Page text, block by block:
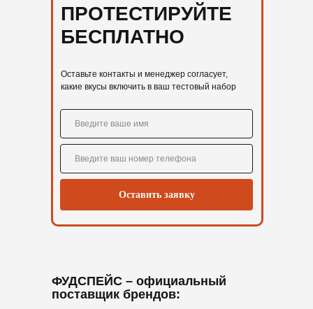
ПРОТЕСТИРУЙТЕ
БЕСПЛАТНО
Оставьте контакты и менеджер согласует,
какие вкусы включить в ваш тестовый набор
Оставить заявку
ФУДСПЕЙС – официальный
поставщик брендов: